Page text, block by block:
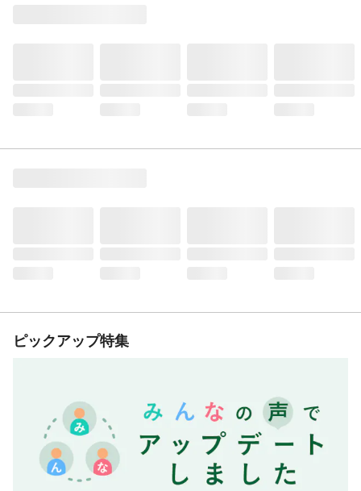
ピックアップ特集